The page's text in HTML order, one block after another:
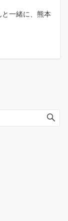
一緒に、熊本